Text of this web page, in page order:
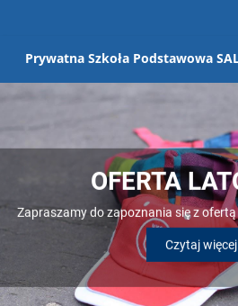
Prywatna Szkoła Podstawowa
OFERTA
Zapraszamy do zapoznania się z
Czytaj więcej